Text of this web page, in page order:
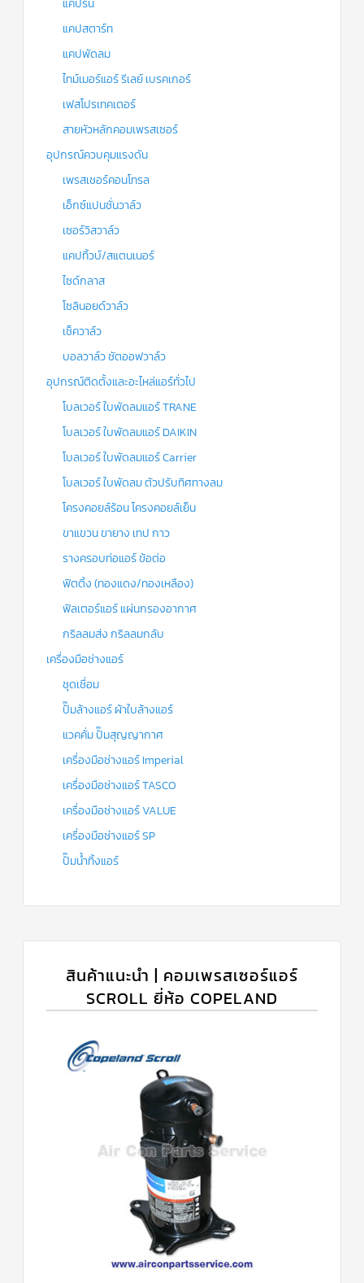
แคปรัน
แคปสตาร์ท
แคปพัดลม
ไทม์เมอร์แอร์ รีเลย์ เบรคเกอร์
เฟสโปรเทคเตอร์
สายหัวหลักคอมเพรสเซอร์
อุปกรณ์ควบคุมแรงดัน
เพรสเชอร์คอนโทรล
เอ็กซ์แปนชั่นวาล์ว
เซอร์วิสวาล์ว
แคปทิ้วบ์/สแตนเนอร์
ไซด์กลาส
โซลินอยด์วาล์ว
เช็ควาล์ว
บอลวาล์ว ชัตออฟวาล์ว
อุปกรณ์ติดตั้งและอะไหล่แอร์ทั่วไป
โบลเวอร์ ใบพัดลมแอร์ TRANE
โบลเวอร์ ใบพัดลมแอร์ DAIKIN
โบลเวอร์ ใบพัดลมแอร์ Carrier
โบลเวอร์ ใบพัดลม ตัวปรับทิศทางลม
โครงคอยล์ร้อน โครงคอยล์เย็น
ขาแขวน ขายาง เทป กาว
รางครอบท่อแอร์ ข้อต่อ
ฟิตติ้ง (ทองแดง/ทองเหลือง)
ฟิลเตอร์แอร์ แผ่นกรองอากาศ
กริลลมส่ง กริลลมกลับ
เครื่องมือช่างแอร์
ชุดเชื่อม
ปั๊มล้างแอร์ ผ้าใบล้างแอร์
แวคคั่ม ปั๊มสุญญากาศ
เครื่องมือช่างแอร์ Imperial
เครื่องมือช่างแอร์ TASCO
เครื่องมือช่างแอร์ VALUE
เครื่องมือช่างแอร์ SP
ปั๊มน้ำทิ้งแอร์
สินค้าแนะนำ | คอมเพรสเซอร์แอร์
SCROLL ยี่ห้อ COPELAND